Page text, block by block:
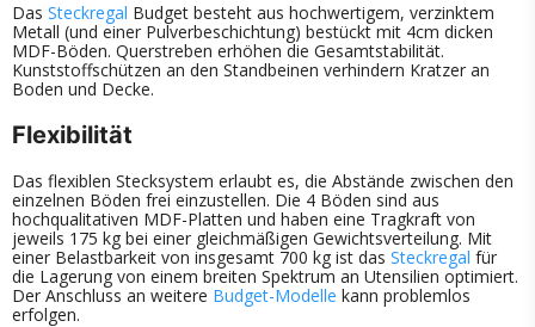
Das Steckregal Budget besteht aus hochwertigem, verzinktem
Metall (und einer Pulverbeschichtung) bestückt mit 4cm dicken
MDF-Böden. Querstreben erhöhen die Gesamtstabilität.
Kunststoffschützen an den Standbeinen verhindern Kratzer an
Boden und Decke.
Flexibilität
Das flexiblen Stecksystem erlaubt es, die Abstände zwischen den
einzelnen Böden frei einzustellen. Die 4 Böden sind aus
hochqualitativen MDF-Platten und haben eine Tragkraft von
jeweils 175 kg bei einer gleichmäßigen Gewichtsverteilung. Mit
einer Belastbarkeit von insgesamt 700 kg ist das Steckregal für
die Lagerung von einem breiten Spektrum an Utensilien optimiert.
Der Anschluss an weitere Budget-Modelle kann problemlos
erfolgen.